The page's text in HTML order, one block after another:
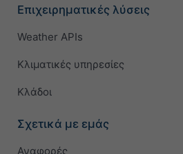
Επιχειρηματικές λύσεις
Weather APIs
Κλιματικές υπηρεσίες
Κλάδοι
Σχετικά με εμάς
Αναφορές